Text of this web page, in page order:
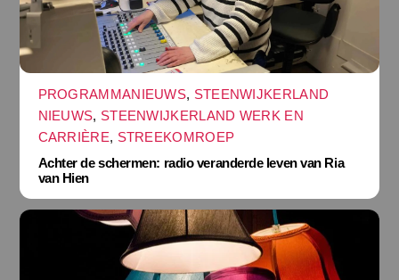
PROGRAMMANIEUWS, STEENWIJKERLAND
NIEUWS, STEENWIJKERLAND WERK EN
CARRIÈRE, STREEKOMROEP
Achter de schermen: radio veranderde leven van Ria
van Hien